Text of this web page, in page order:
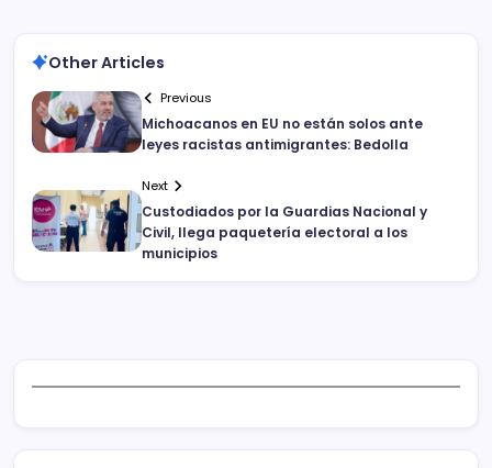
Other Articles
Previous
Michoacanos en EU no están solos ante
leyes racistas antimigrantes: Bedolla
Next
Custodiados por la Guardias Nacional y
Civil, llega paquetería electoral a los
municipios